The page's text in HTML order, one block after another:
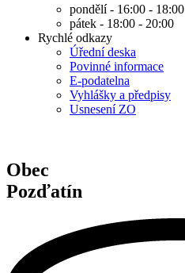
pondělí - 16:00 - 18:00
pátek - 18:00 - 20:00
Rychlé odkazy
Úřední deska
Povinné informace
E-podatelna
Vyhlášky a předpisy
Usnesení ZO
Obec
Pozďatín